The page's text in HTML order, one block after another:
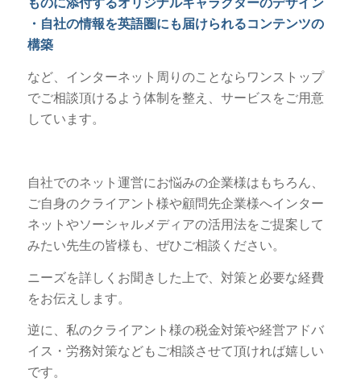
・自社の情報を英語圏にも届けられるコンテンツの
構築
など、インターネット周りのことならワンストップ
でご相談頂けるよう体制を整え、サービスをご用意
しています。
自社でのネット運営にお悩みの企業様はもちろん、
ご自身のクライアント様や顧問先企業様へインター
ネットやソーシャルメディアの活用法をご提案して
みたい先生の皆様も、ぜひご相談ください。
ニーズを詳しくお聞きした上で、対策と必要な経費
をお伝えします。
逆に、私のクライアント様の税金対策や経営アドバ
イス・労務対策などもご相談させて頂ければ嬉しい
です。